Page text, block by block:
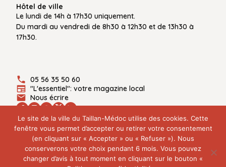
Hôtel de ville
Le lundi de 14h à 17h30 uniquement.
Du mardi au vendredi de 8h30 à 12h30 et de 13h30 à
17h30.
05 56 35 50 60
"L'essentiel": votre magazine local
Nous écrire
Plan du site
Mentions légales
Le site de la ville du Taillan-Médoc utilise des cookies. Cette
fenêtre vous permet d’accepter ou retirer votre consentement
(en cliquant sur « Accepter » ou « Refuser »). Nous
conserverons votre choix pendant 6 mois. Vous pouvez
changer d’avis à tout moment en cliquant sur le bouton «